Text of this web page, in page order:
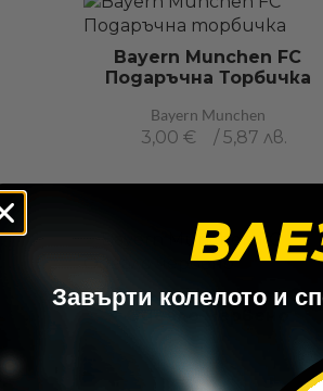
Bayern Munchen FC
Подаръчна Торбичка
Bayern Munchen
3,00€ / 5,87 лв.
Bayern Munchen FC
Bayern Munchen
27,99 € / 54,74 лв.
​Завърти колелото и